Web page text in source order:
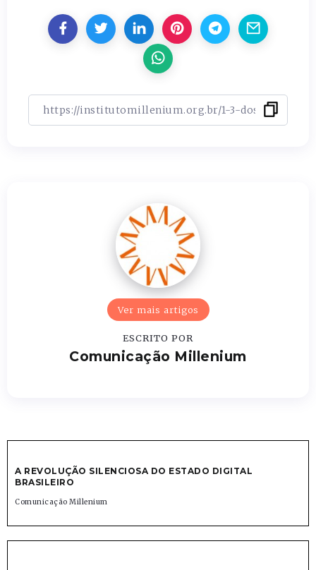
Ver mais artigos
ESCRITO POR
Comunicação Millenium
A REVOLUÇÃO SILENCIOSA DO ESTADO DIGITAL
BRASILEIRO
Comunicação Millenium